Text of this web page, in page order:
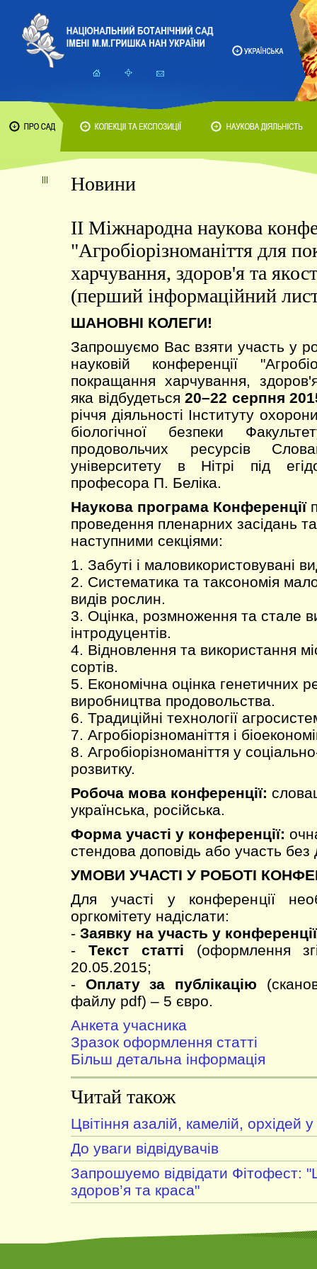
Новини
II Міжнародна наукова
"Агробіорізноманіття для
харчування, здоров'я та
(перший інформаційний
ШАНОВНІ КОЛЕГИ!
Запрошуємо Вас взяти участь у
науковій конференції
покращання харчування,
яка відбудеться 20–22 серпня
річчя діяльності Інституту
біологічної безпеки
продовольчих ресурсів
університету в Нітрі під
професора П. Беліка.
Наукова програма Конференції
проведення пленарних засідань
наступними секціями:
1. Забуті і маловикористовувані
2. Систематика та таксономія
видів рослин.
3. Оцінка, розмноження та стале
інтродуцентів.
4. Відновлення та використання
сортів.
5. Економічна оцінка генетичних
виробництва продовольства.
6. Традиційні технології
7. Агробіорізноманіття і
8. Агробіорізноманіття у
розвитку.
Робоча мова конференції:
українська, російська.
Форма участі у конференції:
стендова доповідь або участь без
УМОВИ УЧАСТІ У РОБОТІ
Для участі у конференції
оргкомітету надіслати:
- Заявку на участь у конференції
- Текст статті (оформлення
20.05.2015;
- Оплату за публікацію
файлу pdf) – 5 євро.
Анкета учасника
Зразок оформлення статті
Більш детальна інформація
Читай також
Цвітіння азалій, камелій, орхідей
До уваги відвідувачів
Запрошуемо відвідати Фітофест:
здоров’я та краса"